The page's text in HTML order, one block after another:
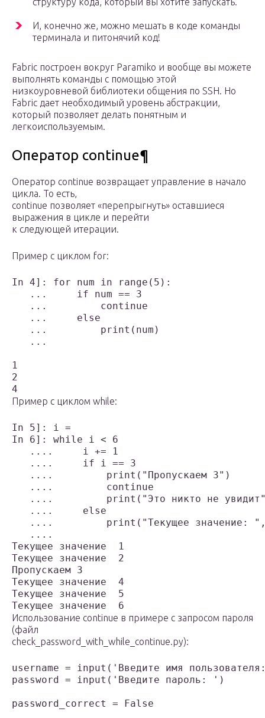
И, конечно же, можно мешать в коде команды
терминала и питонячий код!
Fabric построен вокруг Paramiko и вообще вы можете
выполнять команды с помощью этой
низкоуровневой библиотеки общения по SSH. Но
Fabric дает необходимый уровень абстракции,
который позволяет делать понятным и
легкоиспользуемым.
Оператор continue¶
Оператор continue возвращает управление в начало
цикла. То есть,
continue позволяет «перепрыгнуть» оставшиеся
выражения в цикле и перейти
к следующей итерации.
Пример с циклом for:
In 4]: for num in range(5):
   ...     if num == 3
   ...         continue
   ...     else
   ...         print(num)
   ...
1
2
Пример с циклом while:
In 5]: i =
In 6]: while i < 6
   ....     i += 1
   ....     if i == 3
   ....         print("Пропускаем 3")
   ....         continue
....         print("Это никто не
   ....     else
....         print("Текущее значение:
   ....
Текущее значение  1
Текущее значение  2
Пропускаем 3
Текущее значение  4
Текущее значение  5
Использование continue в примере с запросом пароля
(файл
check_password_with_while_continue.py):
username = input('Введите имя
password = input('Введите пароль: ')
password_correct = False